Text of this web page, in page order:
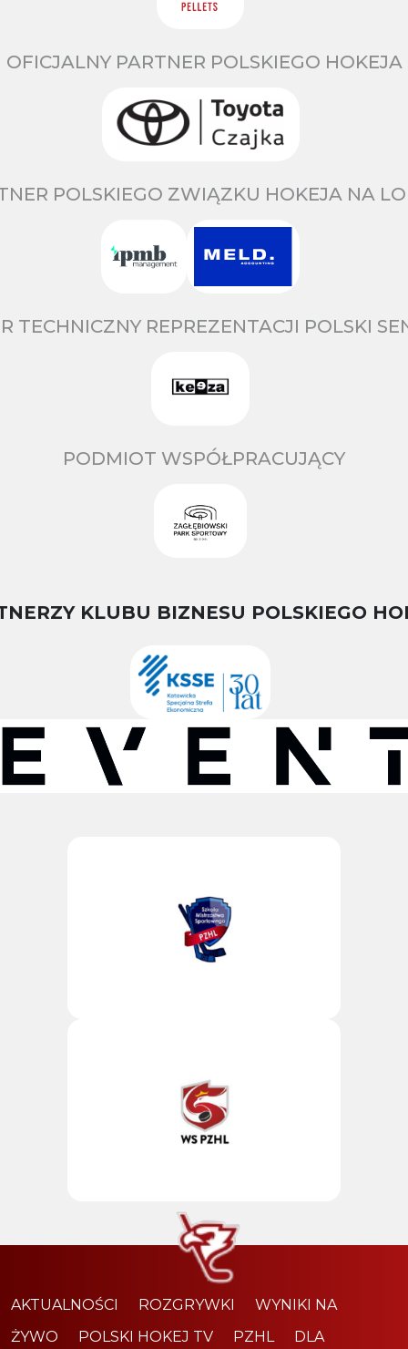
OFICJALNY PARTNER POLSKIEGO HOKEJA
POLSKIEGO ZWIĄZKU HOKEJA NA
TECHNICZNY REPREZENTACJI POLSKI
PODMIOT WSPÓŁPRACUJĄCY
KLUBU BIZNESU POLSKIEGO
AKTUALNOŚCI ROZGRYWKI
WYNIKI NA
ŻYWO
POLSKI HOKEJ TV PZHL DLA